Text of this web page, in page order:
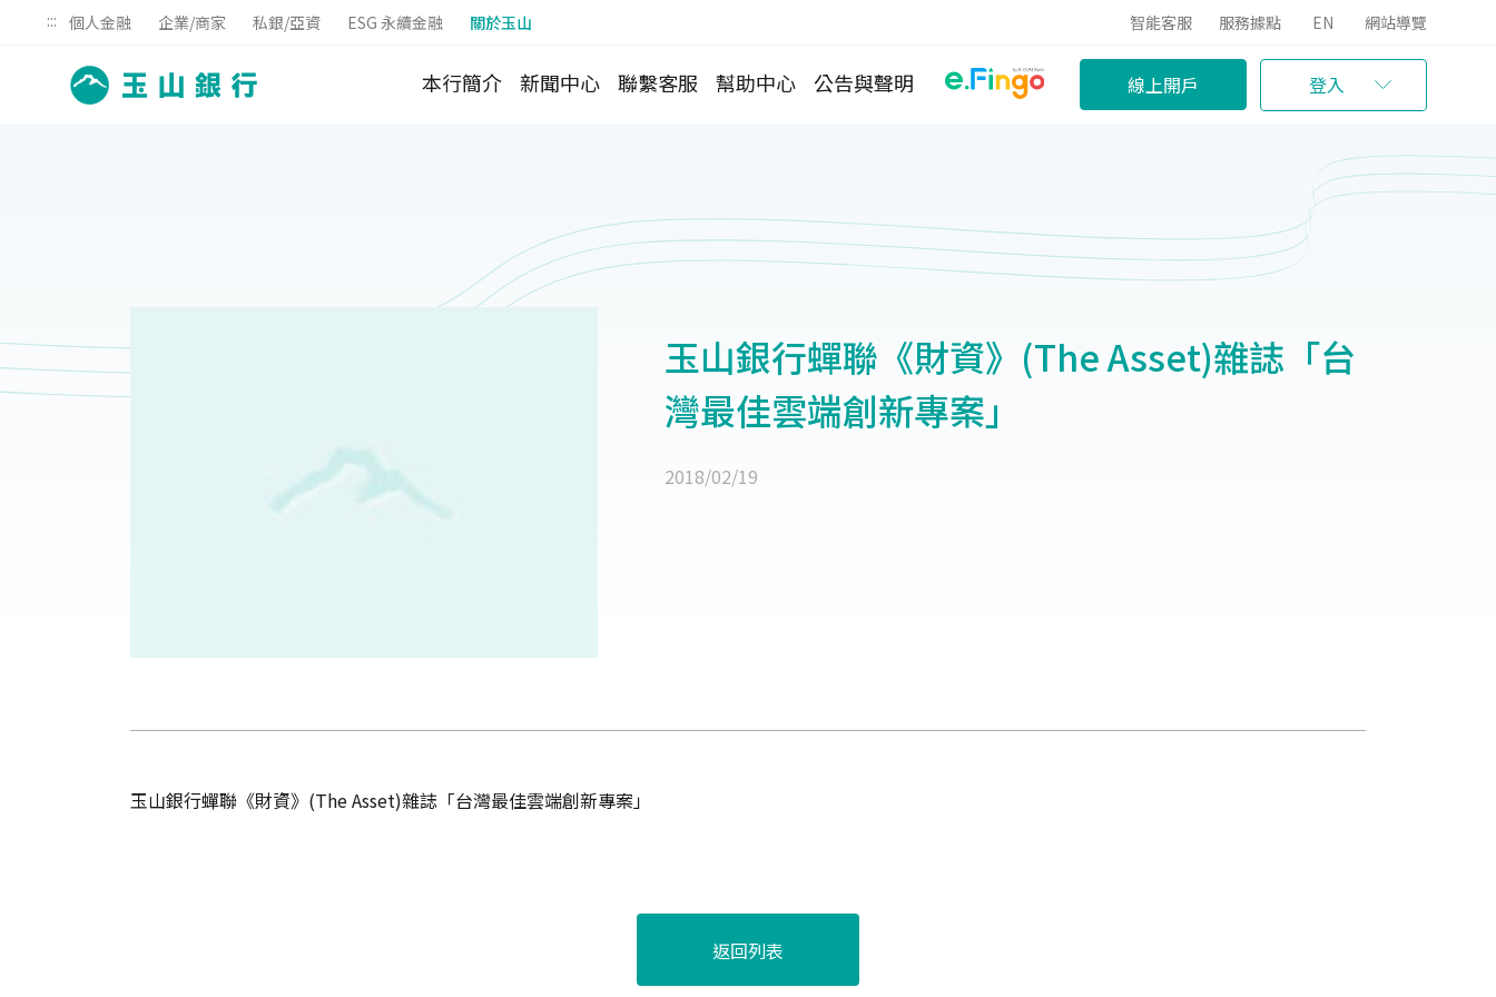
::: 個人金融 企業/商家 私銀/亞資 ESG 永續金融 關於玉山 智能客服 服務據點 EN 網站導覽
本行簡介 新聞中心 聯繫客服 幫助中心 公告與聲明 線上開戶 登入
玉山銀行蟬聯《財資》(The Asset)雜誌「台
灣最佳雲端創新專案」
2018/02/19
玉山銀行蟬聯《財資》(The Asset)雜誌「台灣最佳雲端創新專案」
返回列表